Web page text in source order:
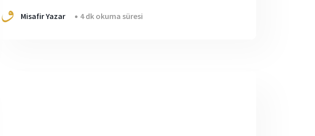
Misafir Yazar 4 dk okuma süresi